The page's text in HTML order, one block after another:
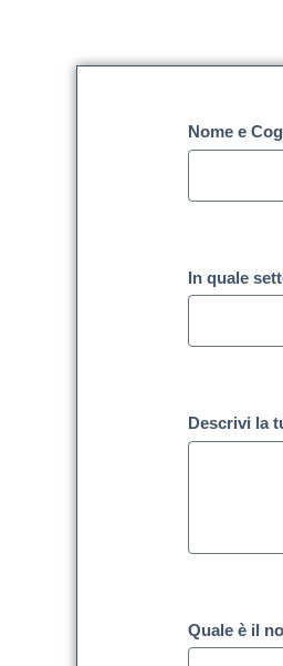
Nome e
In quale
Descrivi la
Quale è il